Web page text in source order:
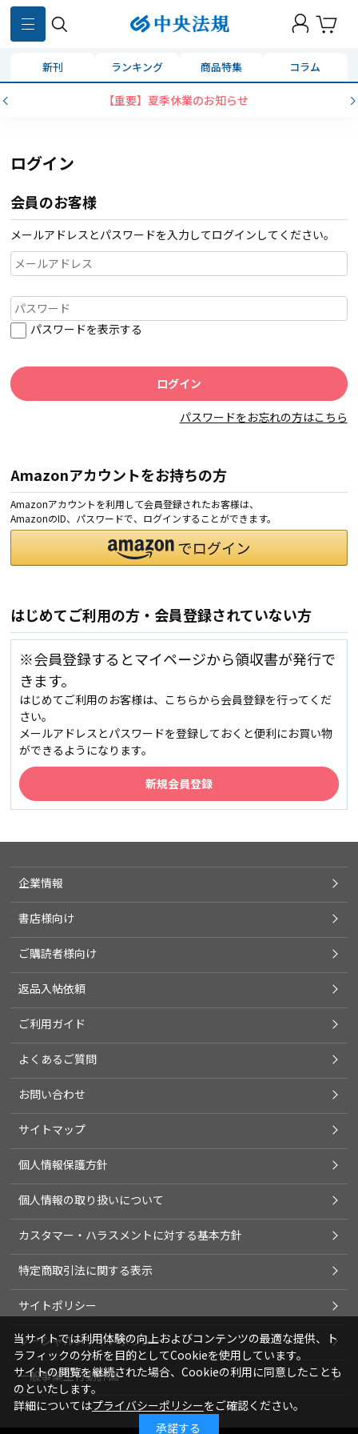
新刊 ランキング 商品特集 コラム
【重要】夏季休業のお知らせ
ログイン
会員のお客様
メールアドレスとパスワードを入力してログインしてください。
パスワードを表示する
パスワードをお忘れの方はこちら
Amazonアカウントをお持ちの方
Amazonアカウントを利用して会員登録されたお客様は、
AmazonのID、パスワードで、ログインすることができます。
はじめてご利用の方・会員登録されていない方
※会員登録するとマイページから領収書が発行で
きます。
はじめてご利用のお客様は、こちらから会員登録を行ってくだ
さい。
メールアドレスとパスワードを登録しておくと便利にお買い物
ができるようになります。
企業情報
書店様向け
ご購読者様向け
返品入帖依頼
ご利用ガイド
よくあるご質問
お問い合わせ
サイトマップ
個人情報保護方針
個人情報の取り扱いについて
カスタマー・ハラスメントに対する基本方針
特定商取引法に関する表示
サイトポリシー
ソーシャルメディアポリシー
一般事業主行動計画
当サイトでは利用体験の向上およびコンテンツの最適な提供、ト
ラフィックの分析を目的としてCookieを使用しています。
サイトの閲覧を継続された場合、Cookieの利用に同意したことも
のといたします。
詳細についてはプライバシーポリシーをご確認ください。
承諾する